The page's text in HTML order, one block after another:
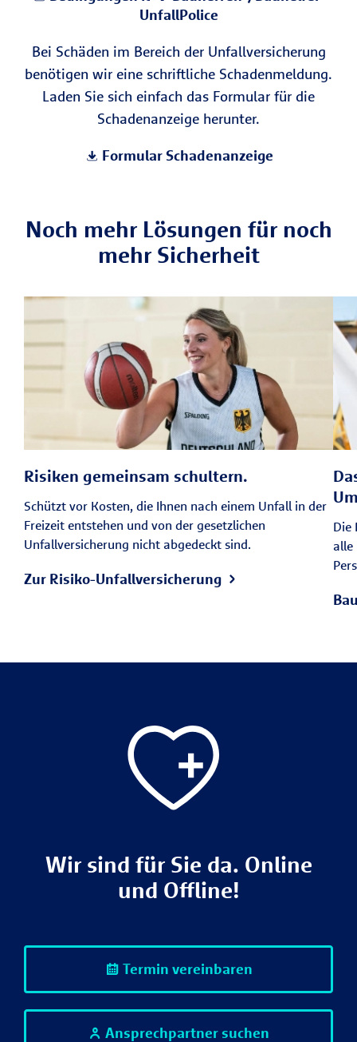
UnfallPolice
Bei Schäden im Bereich der Unfallversicherung
benötigen wir eine schriftliche Schadenmeldung.
Laden Sie sich einfach das Formular für die
Schadenanzeige herunter.
Formular Schadenanzeige
Noch mehr Lösungen für noch
mehr Sicherheit
Risiken gemeinsam schultern.
Schützt vor Kosten, die Ihnen nach einem Unfall in der
Freizeit entstehen und von der gesetzlichen
Unfallversicherung nicht abgedeckt sind.
Zur Risiko-Unfallversicherung
Die
alle
Wir sind für Sie da. Online
und Offline!
Termin vereinbaren
Ansprechpartner suchen